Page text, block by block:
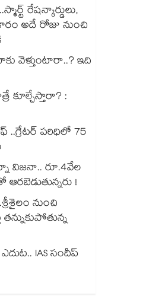
రేషన్కార్డులు,
అదే రోజు నుంచి
వెళ్తుంటారా..? ఇది
కూల్చేస్తారా? :
..గ్రేటర్ పరిధిలో 75
విజనా.. రూ.4వేల
ఆరబెడుతున్నరు !
నుంచి
IAS సందీప్